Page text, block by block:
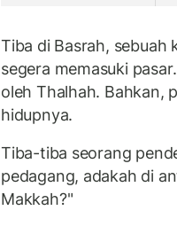
Tiba di Basrah, sebuah
segera memasuki
oleh Thalhah. Bahkan,
hidupnya.
Tiba-tiba seorang
pedagang, adakah di
Makkah?"